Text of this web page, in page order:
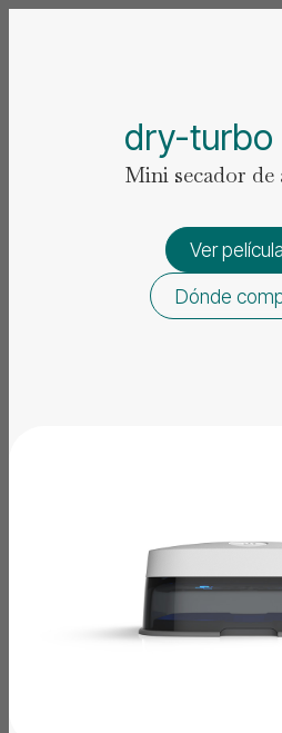
dry-
Mini secador
Ver película
Dónde